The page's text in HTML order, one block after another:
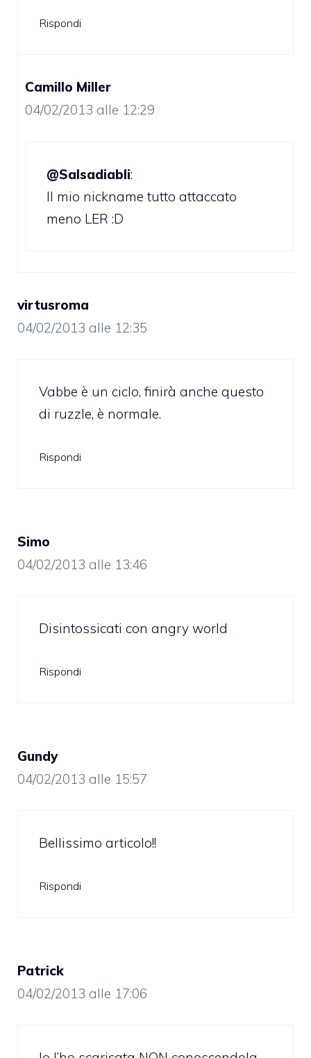
Rispondi
Camillo Miller
04/02/2013 alle 12:29
@Salsadiabli:
Il mio nickname tutto attaccato
meno LER :D
virtusroma
04/02/2013 alle 12:35
Vabbe è un ciclo, finirà anche questo
di ruzzle, è normale.
Rispondi
Simo
04/02/2013 alle 13:46
Disintossicati con angry world
Rispondi
Gundy
04/02/2013 alle 15:57
Bellissimo articolo!!
Rispondi
Patrick
04/02/2013 alle 17:06